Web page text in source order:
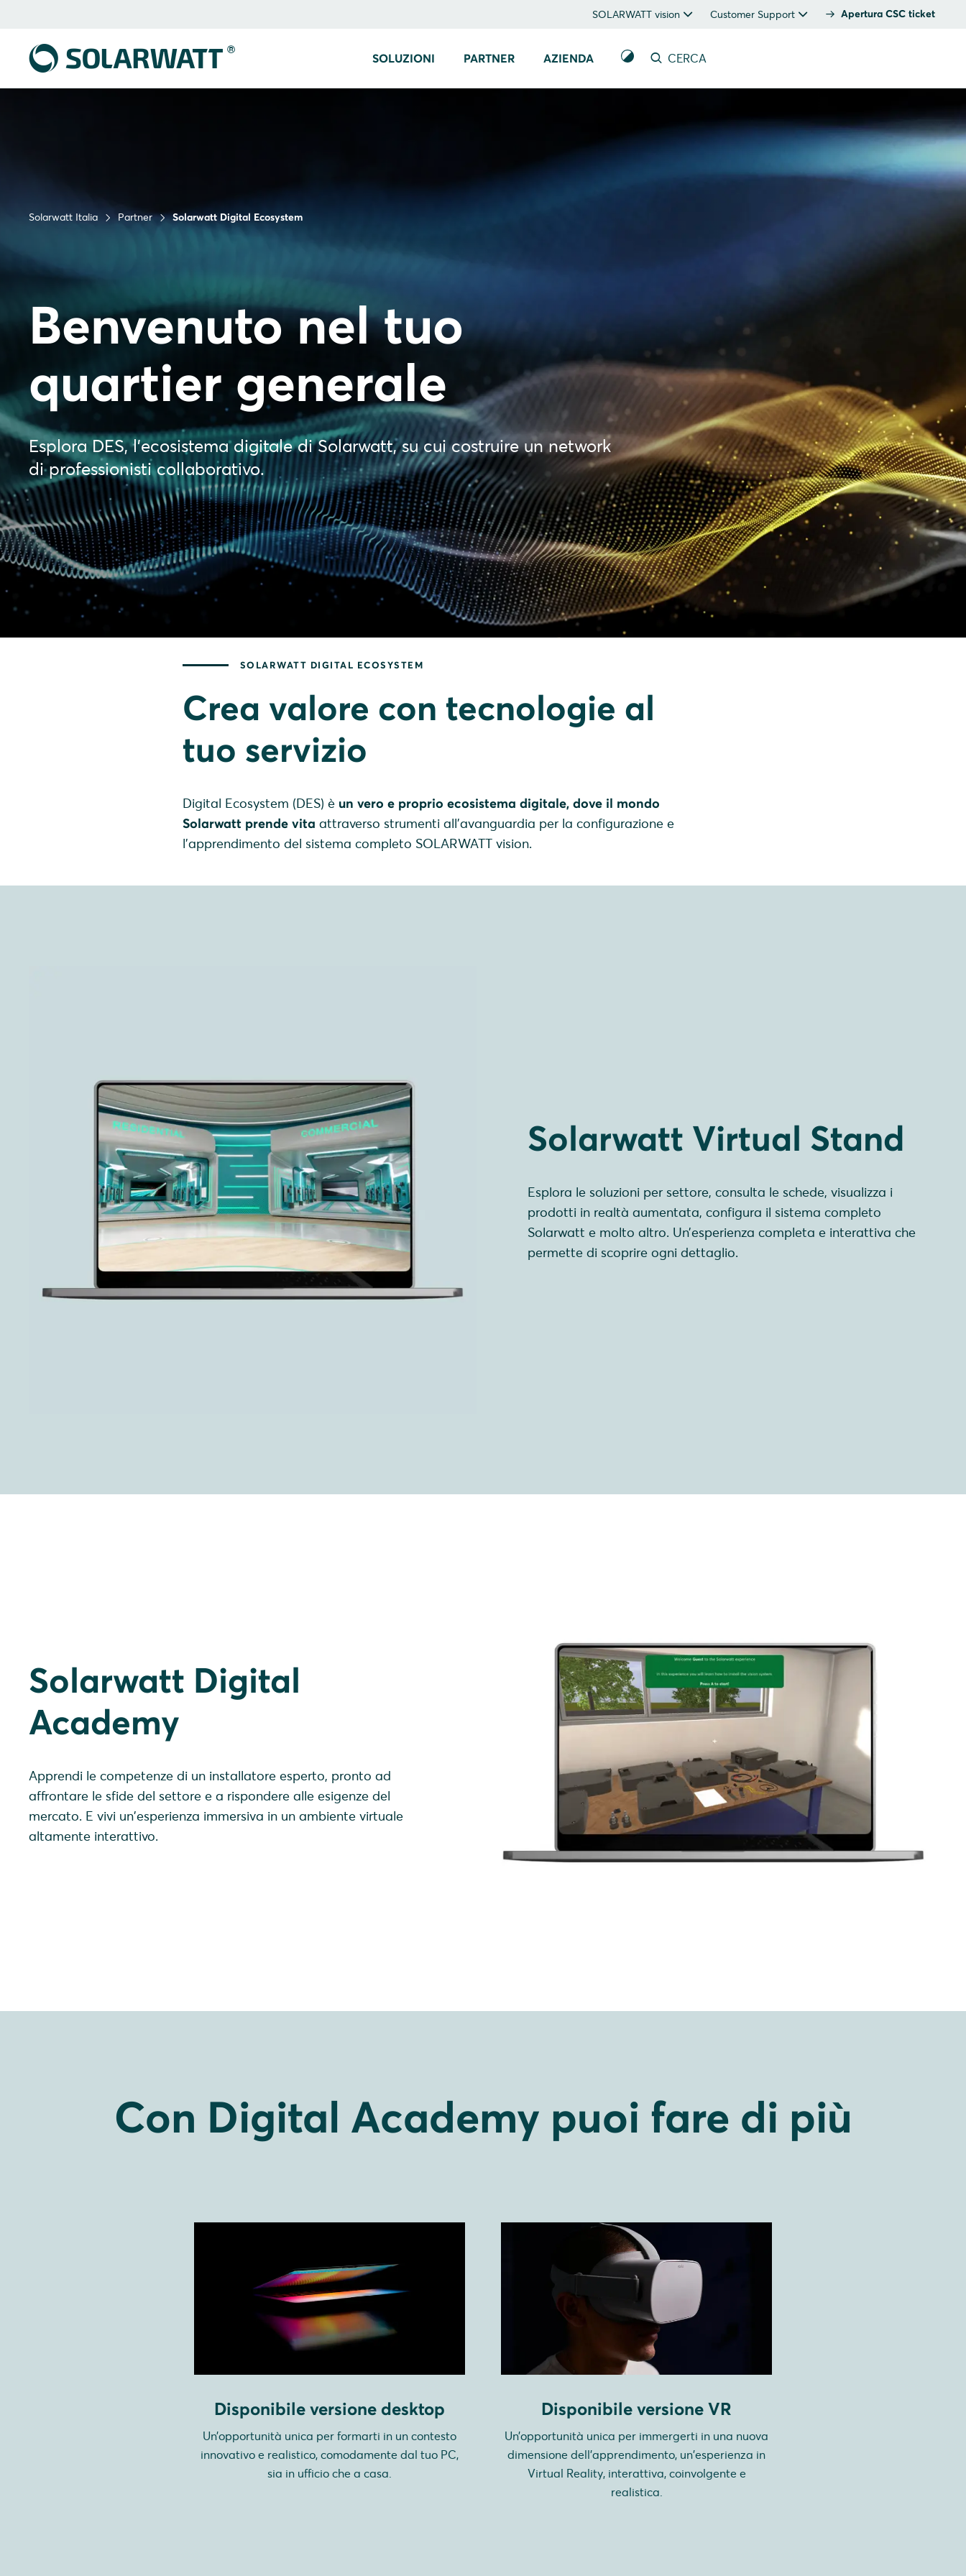
SOLARWATT vision Customer Support Apertura CSC ticket
SOLUZIONI PARTNER AZIENDA CERCA
Solarwatt Italia Partner Solarwatt Digital Ecosystem
Benvenuto nel tuo
quartier generale
Esplora DES, l’ecosistema digitale di Solarwatt, su cui costruire un network
di professionisti collaborativo.
SOLARWATT DIGITAL ECOSYSTEM
Crea valore con tecnologie al
tuo servizio
Digital Ecosystem (DES) è un vero e proprio ecosistema digitale, dove il mondo
Solarwatt prende vita attraverso strumenti all'avanguardia per la configurazione e
l’apprendimento del sistema completo SOLARWATT vision.
Solarwatt Virtual Stand
Esplora le soluzioni per settore, consulta le schede, visualizza i
prodotti in realtà aumentata, configura il sistema completo
Solarwatt e molto altro. Un’esperienza completa e interattiva che
permette di scoprire ogni dettaglio.
Solarwatt Digital
Academy
Apprendi le competenze di un installatore esperto, pronto ad
affrontare le sfide del settore e a rispondere alle esigenze del
mercato. E vivi un'esperienza immersiva in un ambiente virtuale
altamente interattivo.
Con Digital Academy puoi fare di più
Disponibile versione desktop
Un’opportunità unica per formarti in un contesto
innovativo e realistico, comodamente dal tuo PC,
sia in ufficio che a casa.
Disponibile versione VR
Un’opportunità unica per immergerti in una nuova
dimensione dell’apprendimento, un'esperienza in
Virtual Reality, interattiva, coinvolgente e
realistica.